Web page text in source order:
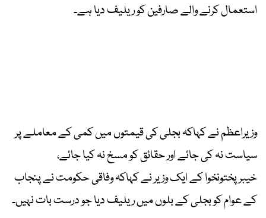
استعمال کرنے والے صارفین کو ریلیف دیا ہے۔
وزیراعظم نے کہاکہ بجلی کی قیمتوں میں کمی کے معاملے پر
سیاست نہ کی جائے اور حقائق کو مسخ نہ کیا جائے،
خیبرپختونخوا کے ایک وزیر نے کہاکہ وفاقی حکومت نے پنجاب
کے عوام کو بجلی کے بلوں میں ریلیف دیا جو درست بات نہیں۔